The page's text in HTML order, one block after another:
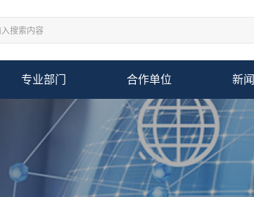
专业部门 合作单位 新